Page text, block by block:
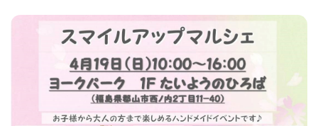
洋食
デート・友達と ひとりで アウトドア
美容アイテム エイジングケア メンズ
スポーツ・アウト
ドア
ギフト・お土産 キッズ
保険 病院・クリニック ペット
リフォーム・リノ
ベーション
自治体インフォ その他